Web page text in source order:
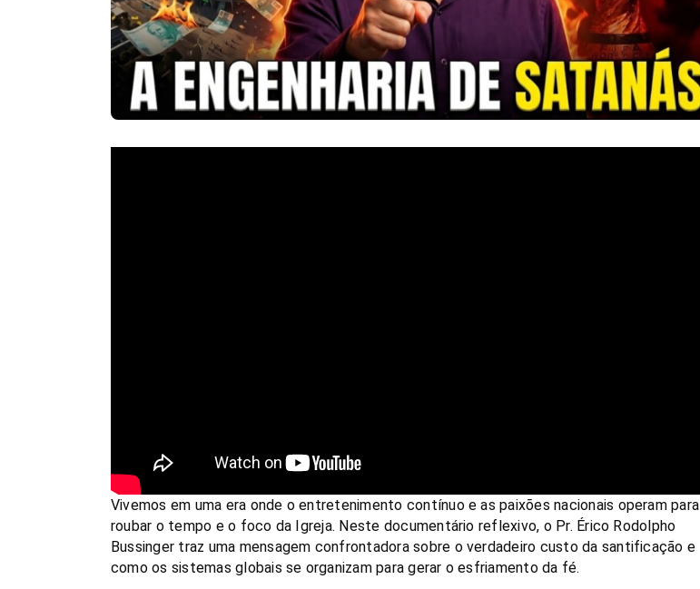
Vivemos em uma era onde o entretenimento contínuo e as paixões nacionais operam para
roubar o tempo e o foco da Igreja. Neste documentário reflexivo, o Pr. Érico Rodolpho
Bussinger traz uma mensagem confrontadora sobre o verdadeiro custo da santificação e
como os sistemas globais se organizam para gerar o esfriamento da fé.